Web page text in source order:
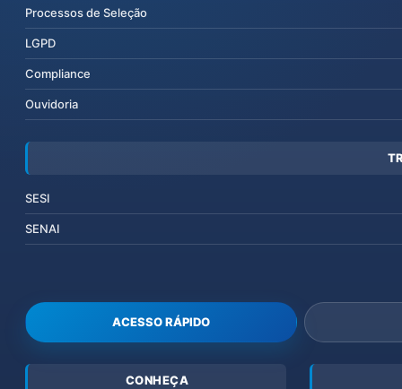
Processos de Seleção
LGPD
Compliance
Ouvidoria
SESI
SENAI
ACESSO RÁPIDO
CONHEÇA